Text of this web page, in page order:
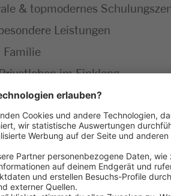
& topmodernes
Leistungen
im Einklang
Marktes – erster
führt, wirst zum Experten für